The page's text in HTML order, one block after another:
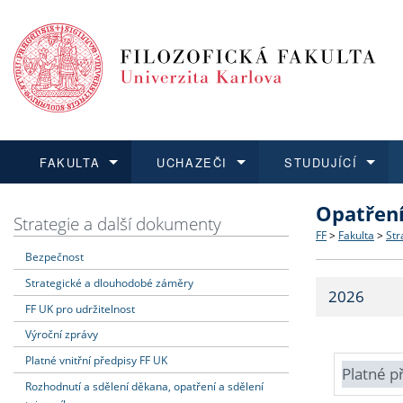
FAKULTA
Dozvědět se více
Struktura
Strategie
Fakultní
UCHAZEČI
Podat přihlášku
Co
Učitelské
STUDUJÍCÍ
Dozvědět se více
Dozvědět se více
O vědě a
Dozvědět se více
Aktuální
Strategie a další dokumenty
Bezpečnost
Strategické a dlouhodobé záměry
FF UK pro udržitelnost
Výroční zprávy
Platné vnitřní předpisy FF UK
Rozhodnutí a sdělení děkana, opatření a sdělení
FF > Fakulta >
2026
Platné